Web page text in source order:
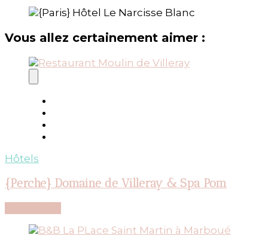
Vous allez certainement aimer :
Hôtels
{Perche} Domaine de Villeray & Spa Pom